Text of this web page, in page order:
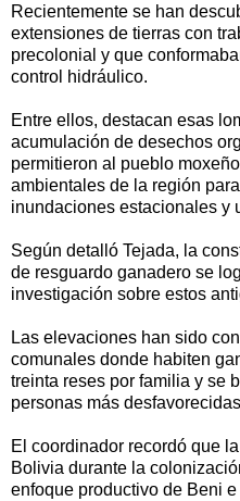
Recientemente se han
extensiones de tierras con
precolonial y que
control hidráulico.
Entre ellos, destacan esas
acumulación de desechos
permitieron al pueblo
ambientales de la región
inundaciones estacionales y
Según detalló Tejada, la
de resguardo ganadero se
investigación sobre estos
Las elevaciones han sido
comunales donde habiten
treinta reses por familia y se
personas más
El coordinador recordó que
Bolivia durante la
enfoque productivo de Beni